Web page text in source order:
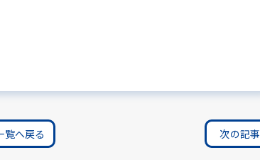
覧へ戻る 次の記事